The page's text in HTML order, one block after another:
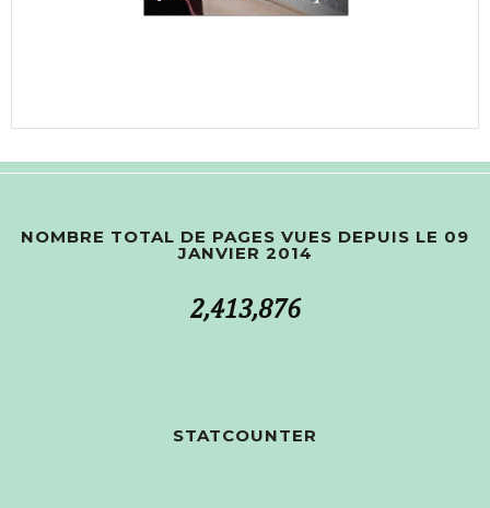
NOMBRE TOTAL DE PAGES VUES DEPUIS LE 09
JANVIER 2014
2,413,876
STATCOUNTER